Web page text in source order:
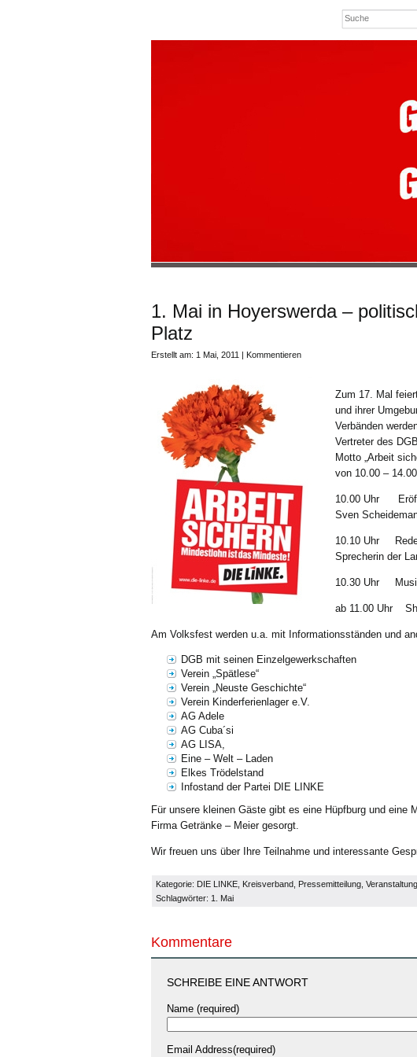
1. Mai in Hoyerswerda –
Platz
Erstellt am: 1 Mai, 2011 | Kommentieren
Zum 17. Mal
und ihrer
Verbänden
Vertreter des
Motto „Arbeit
von 10.00 –
10.00 Uhr
Sven
10.10 Uhr Rede
Sprecherin der
10.30 Uhr
ab 11.00 Uhr
Am Volksfest werden u.a. mit Informationsständen und
DGB mit seinen Einzelgewerkschaften
Verein „Spätlese“
Verein „Neuste Geschichte“
Verein Kinderferienlager e.V.
AG Adele
AG Cuba´si
AG LISA,
Eine – Welt – Laden
Elkes Trödelstand
Infostand der Partei DIE LINKE
Für unsere kleinen Gäste gibt es eine Hüpfburg und
Firma Getränke – Meier gesorgt.
Wir freuen uns über Ihre Teilnahme und interessante
Kategorie: DIE LINKE Kreisverband Pressemitteilung
Schlagwörter: 1. Mai
Kommentare
SCHREIBE EINE ANTWORT
Name (required)
Email Address(required)